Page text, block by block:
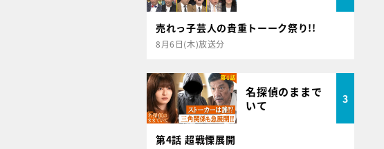
売れっ子芸人の貴重トーーク祭り!!
8月6日(木)放送分
名探偵のままで
いて
3
第4話 超戦慄展開